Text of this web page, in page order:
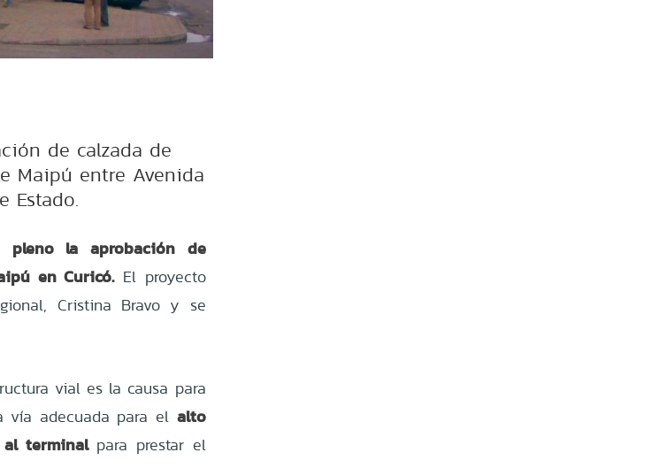
de calzada de
Maipú entre Avenida
Estado.
pleno la aprobación de
en Curicó.El proyecto
Cristina Bravo y se
vial es la causa para
vía adecuada para el alto
al terminalpara prestar el